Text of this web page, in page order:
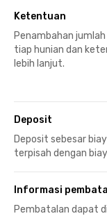
Ketentuan
Penambahan
tiap hunian dan
lebih lanjut.
Deposit
Deposit sebesar
terpisah dengan
Informasi
Pembatalan dapat